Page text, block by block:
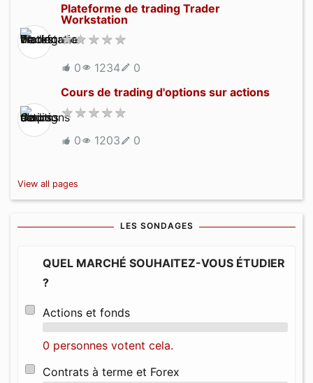
Plateforme de trading Trader
Workstation
0 1234
0
Cours de trading d'options sur actions
0 1203 0
View all pages
LES SONDAGES
QUEL MARCHÉ SOUHAITEZ-VOUS ÉTUDIER
?
Actions et fonds
0 personnes votent cela.
Contrats à terme et Forex